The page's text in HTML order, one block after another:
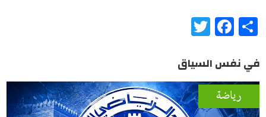
Share
Facebook
في نفس السياق
رياضة